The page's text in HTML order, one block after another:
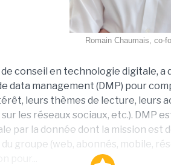
Romain Chaumais, co-
de conseil en technologie digitale,
data management (DMP) pour
leurs thèmes de lecture, leurs
les réseaux sociaux, etc.). DMP
par la donnée dont la mission est
groupe (web, abonnés, mobile,